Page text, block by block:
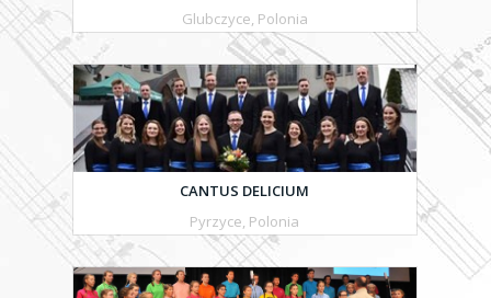
Glubczyce, Polonia
CANTUS DELICIUM
Pyrzyce, Polonia